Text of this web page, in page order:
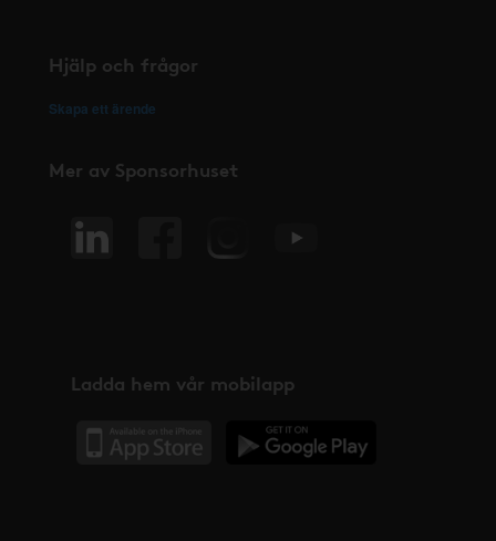
Hjälp och frågor
Skapa ett ärende
Mer av Sponsorhuset
Ladda hem vår mobilapp